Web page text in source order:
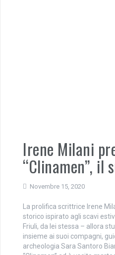
Irene Milani
“Clinamen”, il
Novembre 15, 2020
La prolifica scrittrice Irene
storico ispirato agli scavi
Friuli, da lei stessa – allora
insieme ai suoi compagni,
archeologia Sara Santoro